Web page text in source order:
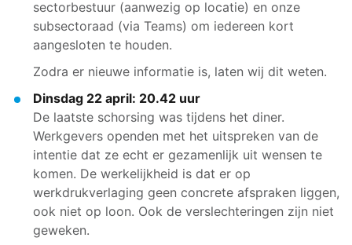
sectorbestuur (aanwezig op locatie) en onze
subsectoraad (via Teams) om iedereen kort
aangesloten te houden.
Zodra er nieuwe informatie is, laten wij dit weten.
Dinsdag 22 april: 20.42 uur
De laatste schorsing was tijdens het diner.
Werkgevers openden met het uitspreken van de
intentie dat ze echt er gezamenlijk uit wensen te
komen. De werkelijkheid is dat er op
werkdrukverlaging geen concrete afspraken liggen,
ook niet op loon. Ook de verslechteringen zijn niet
geweken.